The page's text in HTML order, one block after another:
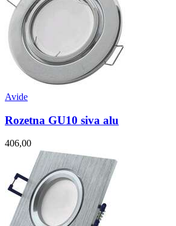
Avide
Rozetna GU10 siva alu
406,00